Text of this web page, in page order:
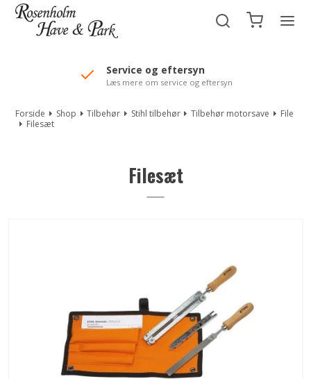
//Mailchimp autofill selected "Pakke"
Service og eftersyn
Læs mere om service og eftersyn
Forside Shop Tilbehør Stihl tilbehør Tilbehør motorsave
File
Filesæt
Filesæt